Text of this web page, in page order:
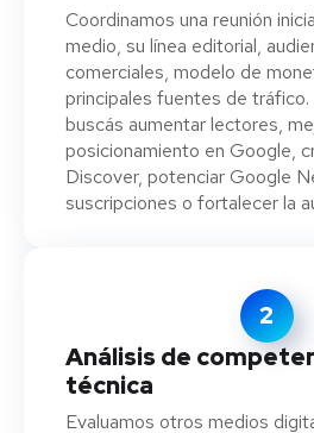
Coordinamos una reunión
medio, su línea editorial,
comerciales, modelo de
principales fuentes de tráfico.
buscás aumentar lectores,
posicionamiento en Google,
Discover, potenciar Google
suscripciones o fortalecer la
2
Análisis de
técnica
Evaluamos otros medios